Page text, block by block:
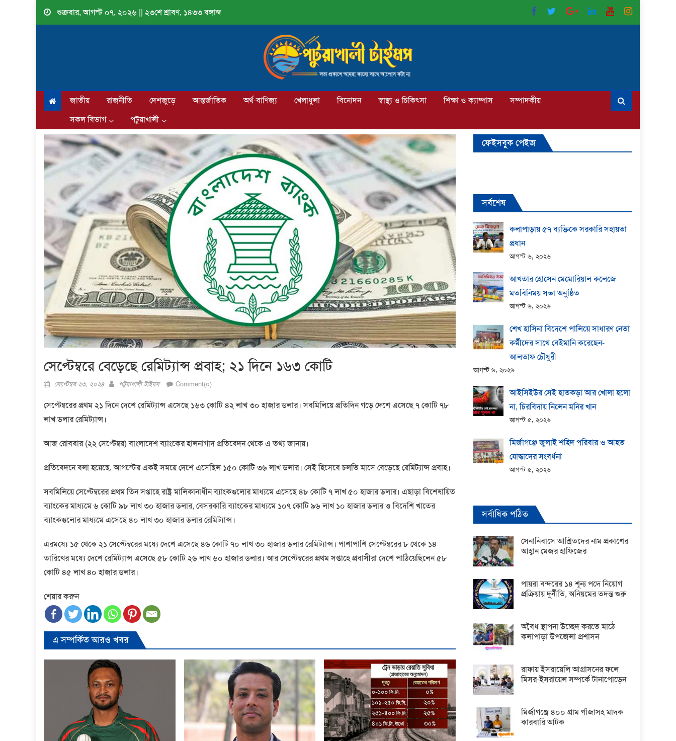
Skip
শুক্রবার, আগস্ট ০৭, ২০২৬ || ২৩শে শ্রাবণ, ১৪৩৩ বঙ্গাব্দ
জাতীয় রাজনীতি দেশজুড়ে আন্তর্জাতিক অর্থ-বাণিজ্য খেলাধুলা বিনোদন স্বাস্থ্য ও চিকিৎসা শিক্ষা ও ক্যাম্পাস
সম্পাদকীয়
সকল বিভাগ
পটুয়াখালী
সেপ্টেম্বরে বেড়েছে রেমিট্যান্স প্রবাহ; ২১ দিনে ১৬৩ কোটি
Posted
সেপ্টেম্বর ২৩, ২০২৪ Author
পটুয়াখালী টাইমস Comment(০)
সেপ্টেম্বরের প্রথম ২১ দিনে দেশে রেমিট্যান্স এসেছে ১৬৩ কোটি ৪২ লাখ ৩০ হাজার ডলার। সবমিলিয়ে প্রতিদিন গড়ে দেশে এসেছে ৭ কোটি ৭৮
লাখ ডলার রেমিট্যান্স।
আজ রোববার (২২ সেপ্টেম্বর) বাংলাদেশ ব্যাংকের হালনাগাদ প্রতিবেদন থেকে এ তথ্য জানায়।
প্রতিবেদনে বলা হয়েছে, আগস্টের একই সময়ে দেশে এসেছিল ১৫০ কোটি ৩৬ লাখ ডলার। সেই হিসেবে চলতি মাসে বেড়েছে রেমিট্যান্স প্রবাহ।
সবমিলিয়ে সেপ্টেম্বরের প্রথম তিন সপ্তাহে রাষ্ট্র মালিকানাধীন ব্যাংকগুলোর মাধ্যমে এসেছে ৪৮ কোটি ৭ লাখ ৫০ হাজার ডলার। এছাড়া বিশেষায়িত
ব্যাংকের মাধ্যমে ৬ কোটি ৯৮ লাখ ৩০ হাজার ডলার, বেসরকারি ব্যাংকের মাধ্যমে ১০৭ কোটি ৯৬ লাখ ১০ হাজার ডলার ও বিদেশি খাতের
ব্যাংকগুলোর মাধ্যমে এসেছে ৪০ লাখ ৩০ হাজার ডলার রেমিট্যান্স।
এরমধ্যে ১৫ থেকে ২১ সেপ্টেম্বরের মধ্যে দেশে এসেছে ৪৬ কোটি ৭০ লাখ ৩০ হাজার ডলার রেমিট্যান্স। পাশাপাশি সেপ্টেম্বরের ৮ থেকে ১৪
তারিখের মধ্যে দেশে রেমিট্যান্স এসেছে ৫৮ কোটি ২৬ লাখ ৬০ হাজার ডলার। আর সেপ্টেম্বরের প্রথম সপ্তাহে প্রবাসীরা দেশে পাঠিয়েছিলেন ৫৮
কোটি ৪৫ লাখ ৪০ হাজার ডলার।
শেয়ার করুন
এ সম্পর্কিত আরও খবর
ফেইসবুক পেইজ
সর্বশেষ
কলাপাড়ায় ​৫৭ ব্যক্তিকে সরকারি সহায়তা
প্রধান
আগস্ট ৬, ২০২৬
আখতার হোসেন মেমোরিয়াল কলেজে
মতবিনিময় সভা অনুষ্ঠিত
আগস্ট ৬, ২০২৬
শেখ হাসিনা বিদেশে পালিয়ে সাধারণ নেতা
কর্মীদের সাথে বেইমানি করেছেন-
আলতাফ চৌধুরী
আগস্ট ৬, ২০২৬
আইসিইউর সেই হাতকড়া আর খোলা হলো
না, চিরবিদায় নিলেন মনির খান
আগস্ট ৫, ২০২৬
মির্জাগঞ্জে জুলাই শহিদ পরিবার ও আহত
যোদ্ধাদের সংবর্ধনা
আগস্ট ৫, ২০২৬
সর্বাধিক পঠিত
সেনানিবাসে আশ্রিতদের নাম প্রকাশের
আহ্বান মেজর হাফিজের
পায়রা বন্দরের ১৪ শূন্য পদে নিয়োগ
প্রক্রিয়ায় দুর্নীতি, অনিয়মের তদন্ত শুরু
অবৈধ স্থাপনা উচ্ছেদ করতে মাঠে
কলাপাড়া উপজেলা প্রশাসন
রাফায় ইসরায়েলি আগ্রাসনের ফলে
মিসর-ইসরায়েল সম্পর্কে টানাপোড়েন
মির্জাগঞ্জে ৪০০ গ্রাম গাঁজাসহ মাদক
কারবারি আটক